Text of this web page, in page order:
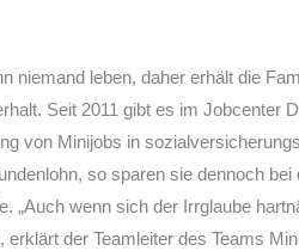
niemand leben, daher erhält die
Seit 2011 gibt es im Jobcenter
von Minijobs in
so sparen sie dennoch
„Auch wenn sich der Irrglaube
erklärt der Teamleiter des Teams